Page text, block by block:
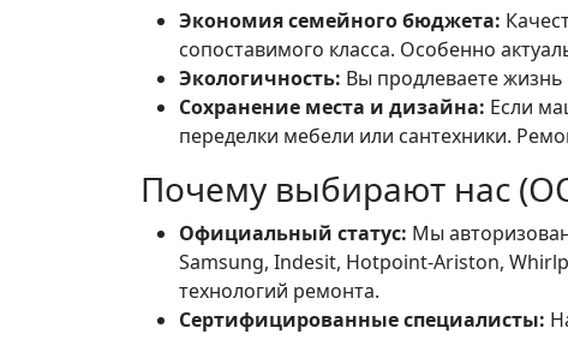
Экономия семейного бюджета:
сопоставимого класса. Особенно
Экологичность: Вы продлеваете
Сохранение места и дизайна: Если
переделки мебели или сантехники.
Почему выбирают нас
Официальный статус: Мы
Samsung, Indesit, Hotpoint-Ariston,
технологий ремонта.
Сертифицированные специалисты: